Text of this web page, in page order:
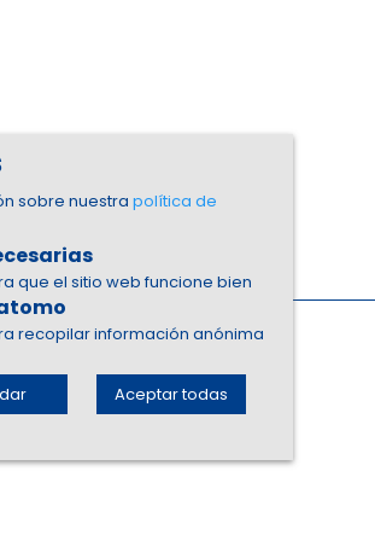
sobre nuestra política de
que el sitio web funcione bien
recopilar información anónima